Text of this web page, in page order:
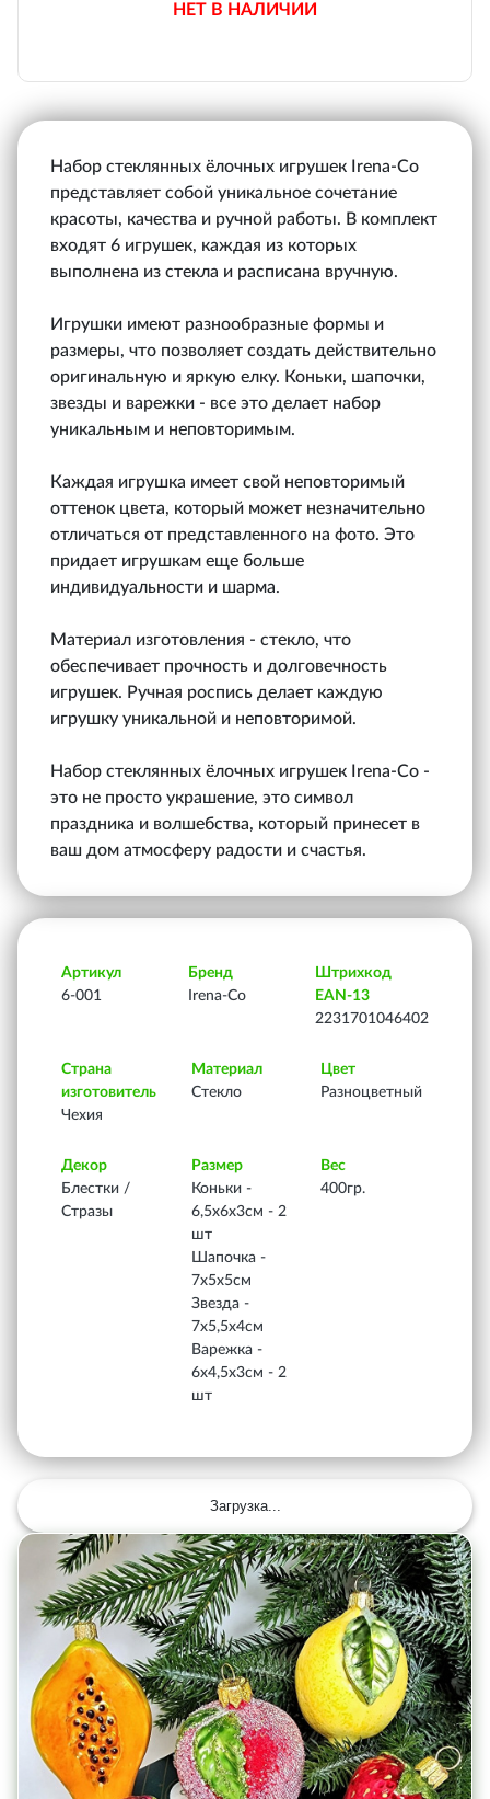
НЕТ В НАЛИЧИИ
Набор стеклянных ёлочных игрушек Irena-Co
представляет собой уникальное сочетание
красоты, качества и ручной работы. В комплект
входят 6 игрушек, каждая из которых
выполнена из стекла и расписана вручную.
Игрушки имеют разнообразные формы и
размеры, что позволяет создать действительно
оригинальную и яркую елку. Коньки, шапочки,
звезды и варежки - все это делает набор
уникальным и неповторимым.
Каждая игрушка имеет свой неповторимый
оттенок цвета, который может незначительно
отличаться от представленного на фото. Это
придает игрушкам еще больше
индивидуальности и шарма.
Материал изготовления - стекло, что
обеспечивает прочность и долговечность
игрушек. Ручная роспись делает каждую
игрушку уникальной и неповторимой.
Набор стеклянных ёлочных игрушек Irena-Co -
это не просто украшение, это символ
праздника и волшебства, который принесет в
ваш дом атмосферу радости и счастья.
Артикул
6-001
Бренд
Irena-Co
Штрихкод
EAN-13
2231701046402
Страна
изготовитель
Чехия
Материал
Стекло
Цвет
Разноцветный
Декор
Блестки /
Стразы
Размер
Коньки -
6,5х6х3см - 2
шт
Шапочка -
7х5х5см
Звезда -
7х5,5х4см
Варежка -
6х4,5х3см - 2
шт
Вес
400гр.
Загрузка...